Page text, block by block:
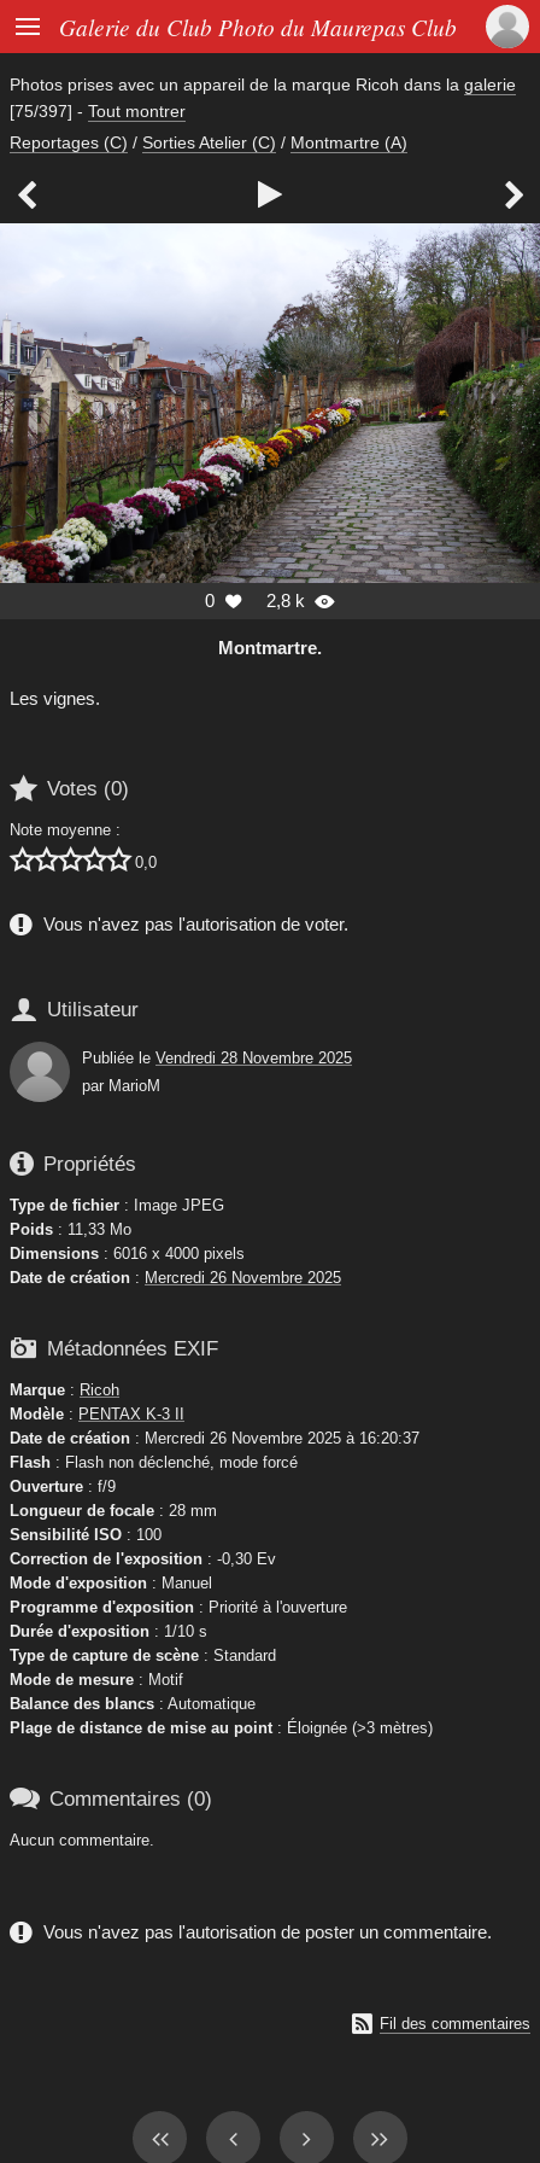
 Galerie du Club Photo du Maurepas Club
Photos prises avec un appareil de la marque Ricoh dans la galerie
[75/397] - Tout montrer
Reportages (C) / Sorties Atelier (C) / Montmartre (A)
  
0  2,8 k 
Montmartre.
Les vignes.
 Votes (0)
Note moyenne :
 0,0
Vous n'avez pas l'autorisation de voter.
 Utilisateur
Publiée le Vendredi 28 Novembre 2025
par MarioM
 Propriétés
Type de fichier : Image JPEG
Poids : 11,33 Mo
Dimensions : 6016 x 4000 pixels
Date de création : Mercredi 26 Novembre 2025
 Métadonnées EXIF
Marque : Ricoh
Modèle : PENTAX K-3 II
Date de création : Mercredi 26 Novembre 2025 à 16:20:37
Flash : Flash non déclenché, mode forcé
Ouverture : f/9
Longueur de focale : 28 mm
Sensibilité ISO : 100
Correction de l'exposition : -0,30 Ev
Mode d'exposition : Manuel
Programme d'exposition : Priorité à l'ouverture
Durée d'exposition : 1/10 s
Type de capture de scène : Standard
Mode de mesure : Motif
Balance des blancs : Automatique
Plage de distance de mise au point: Éloignée (>3 mètres)
 Commentaires (0)
Aucun commentaire.
Vous n'avez pas l'autorisation de poster un commentaire.
 Fil des commentaires